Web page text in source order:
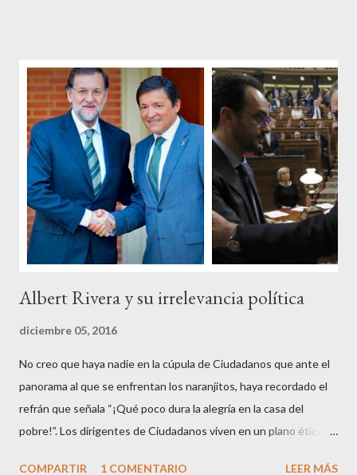
de ciudadanos, la mayoría de los cuales no han pagado jamás un
impuesto, sea por vocación o simplemente por no haber tenido
un trabajo en su vida, decidieron salir a la calle revestidos de la
sagrada túnica de la “indignación ciudadana” y con su actitud
crear una paradoja, se autodenominaban “movimiento 15M” y lo
que hicieron fue apoderarse de una plaza pública y allí sentaron
sus reales, bueno sus reales no,...
Albert Rivera y su irrelevancia política
diciembre 05, 2016
No creo que haya nadie en la cúpula de Ciudadanos que ante el
panorama al que se enfrentan los naranjitos, haya recordado el
refrán que señala “¡Qué poco dura la alegría en la casa del
pobre!”. Los dirigentes de Ciudadanos viven en un plano ético
COMPARTIR 1 COMENTARIO LEER MÁS